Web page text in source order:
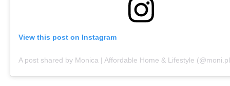
View this post on Instagram
A post shared by Monica | Affordable Home & Lifestyle